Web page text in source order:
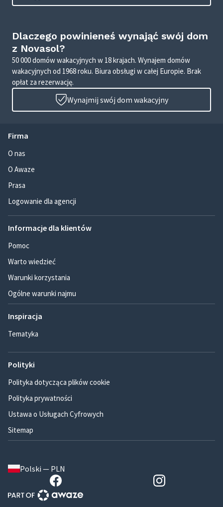
Dlaczego powinieneś wynająć swój dom
z Novasol?
50 000 domów wakacyjnych w 18 krajach. Wynajem domów
wakacyjnych od 1968 roku. Biura obsługi w całej Europie. Brak
opłat za rezerwację.
Wynajmij swój dom wakacyjny
Firma
O nas
O Awaze
Prasa
Logowanie dla agencji
Informacje dla klientów
Pomoc
Warto wiedzieć
Warunki korzystania
Ogólne warunki najmu
Inspiracja
Tematyka
Polityki
Polityka dotycząca plików cookie
Polityka prywatności
Ustawa o Usługach Cyfrowych
Sitemap
Polski — PLN